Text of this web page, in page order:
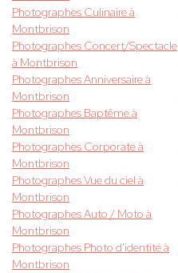
Photographes Culinaire à
Montbrison
Photographes Concert/Spectacle
à Montbrison
Photographes Anniversaire à
Montbrison
Photographes Baptême à
Montbrison
Photographes Corporate à
Montbrison
Photographes Vue du ciel à
Montbrison
Photographes Auto / Moto à
Montbrison
Photographes Photo d'identité à
Montbrison